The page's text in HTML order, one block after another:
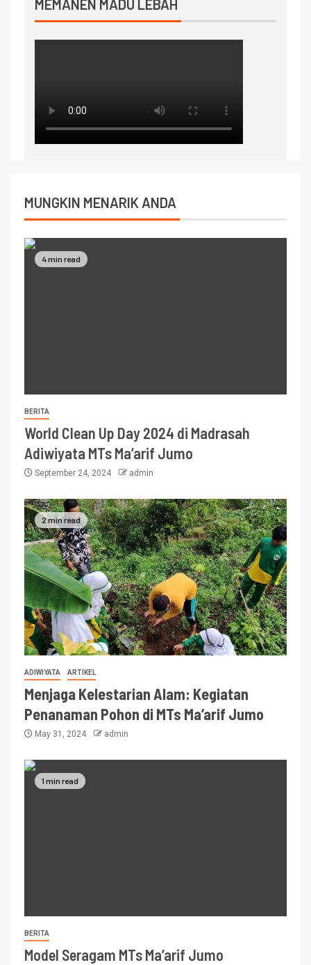
MEMANEN MADU LEBAH
MUNGKIN MENARIK ANDA
4 min read
BERITA
World Clean Up Day 2024 di Madrasah
Adiwiyata MTs Ma’arif Jumo
September 24, 2024 admin
2 min read
ADIWIYATA ARTIKEL
Menjaga Kelestarian Alam: Kegiatan
Penanaman Pohon di MTs Ma’arif Jumo
May 31, 2024 admin
1 min read
BERITA
Model Seragam MTs Ma’arif Jumo